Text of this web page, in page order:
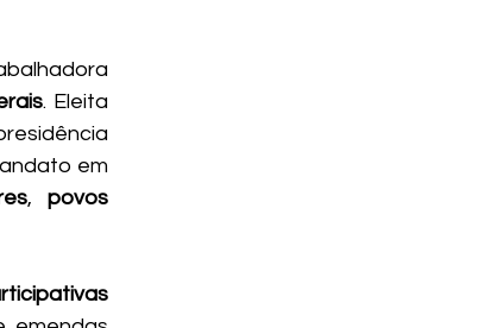
. Eleita
em
, povos